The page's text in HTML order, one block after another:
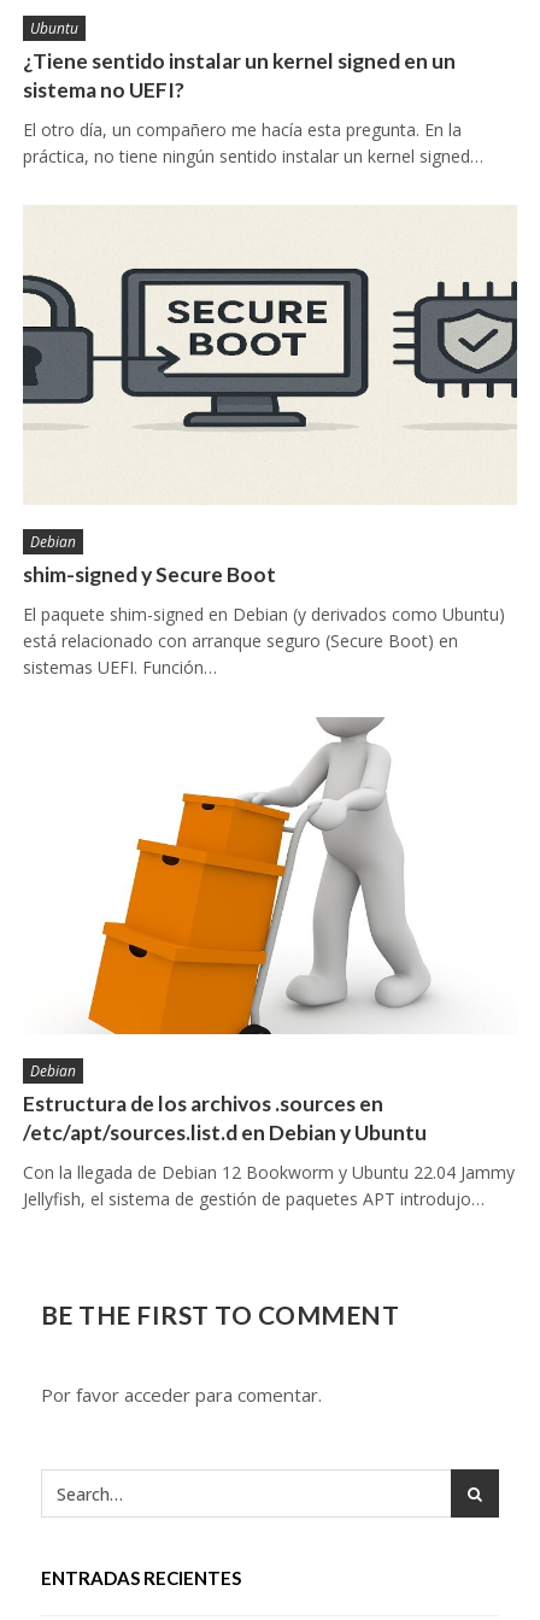
Ubuntu
¿Tiene sentido instalar un kernel signed en un
sistema no UEFI?
El otro día, un compañero me hacía esta pregunta. En la
práctica, no tiene ningún sentido instalar un kernel signed…
Debian
shim-signed y Secure Boot
El paquete shim-signed en Debian (y derivados como Ubuntu)
está relacionado con arranque seguro (Secure Boot) en
sistemas UEFI. Función…
Debian
Estructura de los archivos .sources en
/etc/apt/sources.list.d en Debian y Ubuntu
Con la llegada de Debian 12 Bookworm y Ubuntu 22.04 Jammy
Jellyfish, el sistema de gestión de paquetes APT introdujo…
BE THE FIRST TO COMMENT
Por favor acceder para comentar.
ENTRADAS RECIENTES